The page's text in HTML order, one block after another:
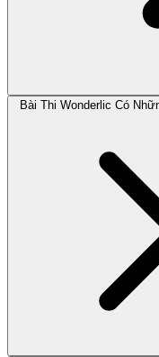
Bài Thi Wonderlic Có